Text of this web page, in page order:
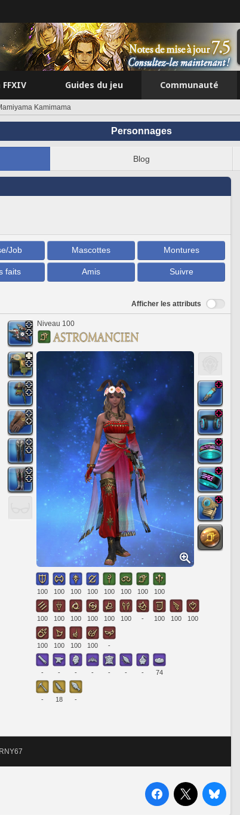
Guides du jeu Communauté
Kamimama
Personnages
Blog
Job Mascottes Montures
faits Amis Suivre
Afficher les attributs
Niveau 100
100 100 100 100 100 100 100 100
100 100 100 100 100 100 - 100 100 100
100 100 100 100 -
- - - - - - - 74
- 18 -